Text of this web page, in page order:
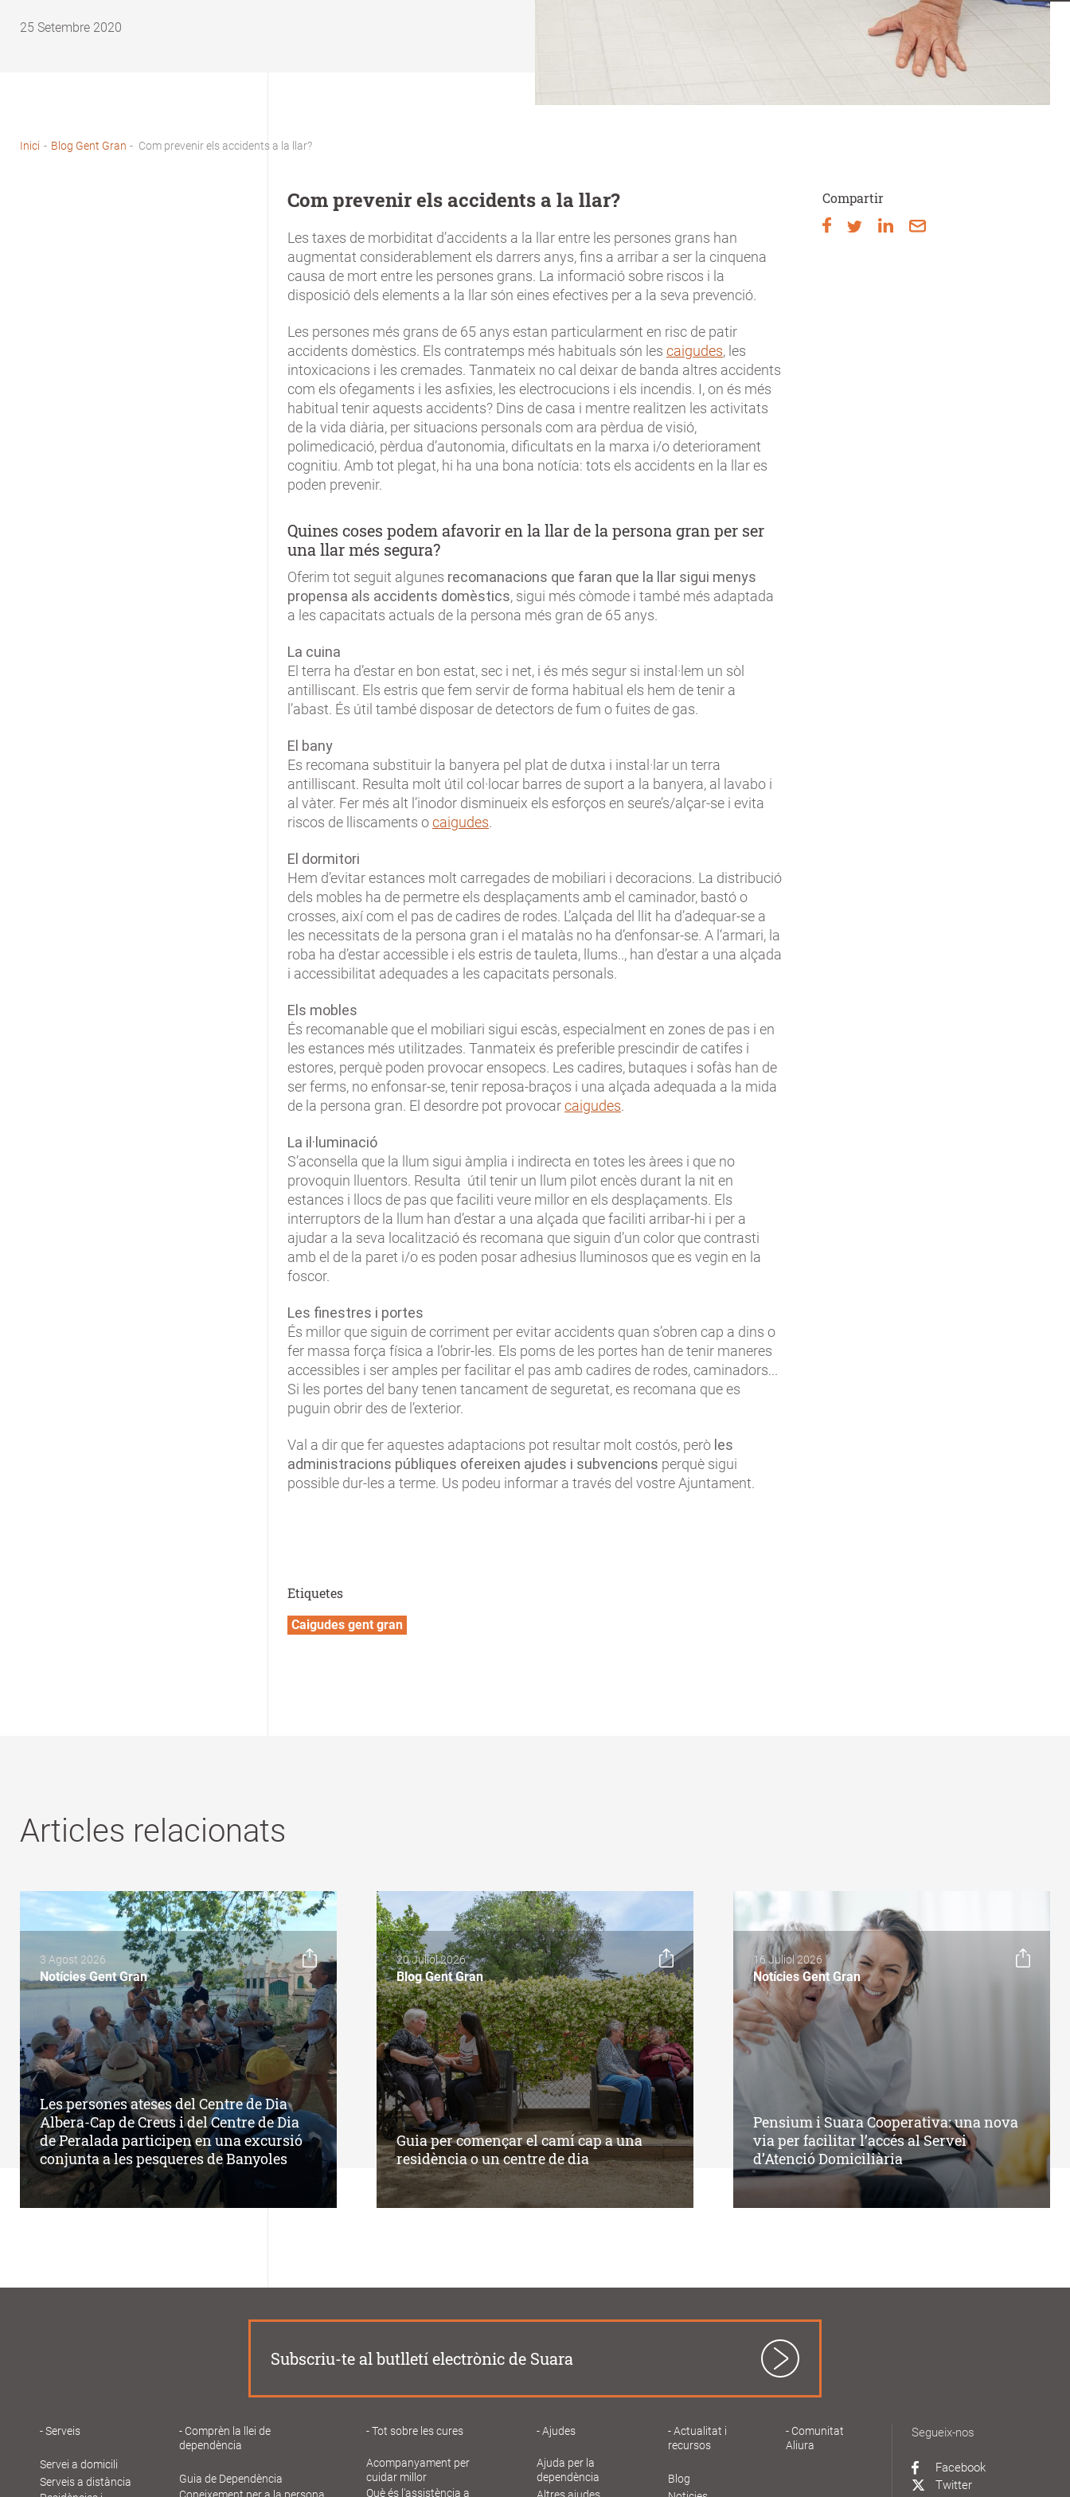
25 Setembre 2020
Inici - Blog Gent Gran - Com prevenir els accidents a la llar?
Compartir
Com prevenir els accidents a la llar?
Les taxes de morbiditat d’accidents a la llar entre les persones grans han
augmentat considerablement els darrers anys, fins a arribar a ser la cinquena
causa de mort entre les persones grans. La informació sobre riscos i la
disposició dels elements a la llar són eines efectives per a la seva prevenció.
Les persones més grans de 65 anys estan particularment en risc de patir
accidents domèstics. Els contratemps més habituals són les caigudes, les
intoxicacions i les cremades. Tanmateix no cal deixar de banda altres accidents
com els ofegaments i les asfixies, les electrocucions i els incendis. I, on és més
habitual tenir aquests accidents? Dins de casa i mentre realitzen les activitats
de la vida diària, per situacions personals com ara pèrdua de visió,
polimedicació, pèrdua d’autonomia, dificultats en la marxa i/o deteriorament
cognitiu. Amb tot plegat, hi ha una bona notícia: tots els accidents en la llar es
poden prevenir.
Quines coses podem afavorir en la llar de la persona gran per ser
una llar més segura?
Oferim tot seguit algunes recomanacions que faran que la llar sigui menys
propensa als accidents domèstics, sigui més còmode i també més adaptada
a les capacitats actuals de la persona més gran de 65 anys.
La cuina
El terra ha d’estar en bon estat, sec i net, i és més segur si instal·lem un sòl
antilliscant. Els estris que fem servir de forma habitual els hem de tenir a
l’abast. És útil també disposar de detectors de fum o fuites de gas.
El bany
Es recomana substituir la banyera pel plat de dutxa i instal·lar un terra
antilliscant. Resulta molt útil col·locar barres de suport a la banyera, al lavabo i
al vàter. Fer més alt l’inodor disminueix els esforços en seure’s/alçar-se i evita
riscos de lliscaments ocaigudes.
El dormitori
Hem d’evitar estances molt carregades de mobiliari i decoracions. La distribució
dels mobles ha de permetre els desplaçaments amb el caminador, bastó o
crosses, així com el pas de cadires de rodes. L’alçada del llit ha d’adequar-se a
les necessitats de la persona gran i el matalàs no ha d’enfonsar-se. A l‘armari, la
roba ha d’estar accessible i els estris de tauleta, llums.., han d’estar a una alçada
i accessibilitat adequades a les capacitats personals.
Els mobles
És recomanable que el mobiliari sigui escàs, especialment en zones de pas i en
les estances més utilitzades. Tanmateix és preferible prescindir de catifes i
estores, perquè poden provocar ensopecs. Les cadires, butaques i sofàs han de
ser ferms, no enfonsar-se, tenir reposa-braços i una alçada adequada a la mida
de la persona gran. El desordre pot provocarcaigudes.
La il·luminació
S’aconsella que la llum sigui àmplia i indirecta en totes les àrees i que no
provoquin lluentors. Resulta útil tenir un llum pilot encès durant la nit en
estances i llocs de pas que faciliti veure millor en els desplaçaments. Els
interruptors de la llum han d’estar a una alçada que faciliti arribar-hi i per a
ajudar a la seva localització és recomana que siguin d’un color que contrasti
amb el de la paret i/o es poden posar adhesius lluminosos que es vegin en la
foscor.
Les finestres i portes
És millor que siguin de corriment per evitar accidents quan s’obren cap a dins o
fer massa força física a l’obrir-les. Els poms de les portes han de tenir maneres
accessibles i ser amples per facilitar el pas amb cadires de rodes, caminadors...
Si les portes del bany tenen tancament de seguretat, es recomana que es
puguin obrir des de l’exterior.
Val a dir que fer aquestes adaptacions pot resultar molt costós, però les
administracions públiques ofereixen ajudes i subvencions perquè sigui
possible dur-les a terme. Us podeu informar a través del vostre Ajuntament.
Etiquetes
Caigudes gent gran
Articles relacionats
3 Agost 2026
Notícies Gent Gran
Les persones ateses del Centre de Dia
Albera-Cap de Creus i del Centre de Dia
de Peralada participen en una excursió
conjunta a les pesqueres de Banyoles
20 Juliol 2026
Blog Gent Gran
Guia per començar el camí cap a una
residència o un centre de dia
16 Juliol 2026
Notícies Gent Gran
Pensium i Suara Cooperativa: una nova
via per facilitar l’accés al Servei
d’Atenció Domiciliària
Subscriu-te al butlletí electrònic de Suara
principal
Serveis
Servei a domicili
Serveis a distància
Comprèn la llei de
dependència
Guia de Dependència
Tot sobre les cures
Acompanyament per
cuidar millor
Què és l'assistència a
Ajudes
Ajuda per la
dependència
Actualitat i
recursos
Blog
Comunitat
Aliura
Segueix-nos
Facebook
Twitter